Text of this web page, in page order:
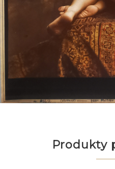
Produkty